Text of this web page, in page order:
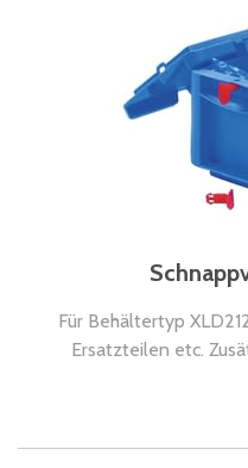
Für Behältertyp
Ersatzteilen etc.